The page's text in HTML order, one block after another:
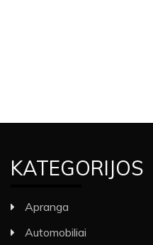
KATEGORIJOS
Apranga
Automobiliai